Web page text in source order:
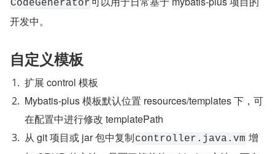
CodeGenerator
开发中。
自定义模板
扩展 control 模板
Mybatis-plus 模板默认位置 resources/templates 下，可
在配置中进行修改 templatePath
从 git 项目或 jar 包中复制controller.java.vm 增